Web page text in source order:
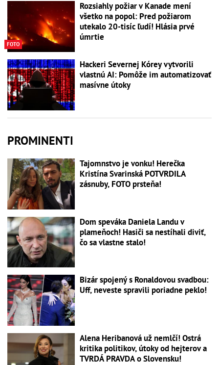
FOTO
Rozsiahly požiar v Kanade mení
všetko na popol: Pred požiarom
utekalo 20-tisíc ľudí! Hlásia prvé
úmrtie
Hackeri Severnej Kórey vytvorili
vlastnú AI: Pomôže im automatizovať
masívne útoky
PROMINENTI
Tajomnstvo je vonku! Herečka
Kristína Svarinská POTVRDILA
zásnuby, FOTO prsteňa!
Dom speváka Daniela Landu v
plameňoch! Hasiči sa nestíhali diviť,
čo sa vlastne stalo!
Bizár spojený s Ronaldovou svadbou:
Uff, neveste spravili poriadne peklo!
Alena Heribanová už nemlčí! Ostrá
kritika politikov, útoky od hejterov a
TVRDÁ PRAVDA o Slovensku!